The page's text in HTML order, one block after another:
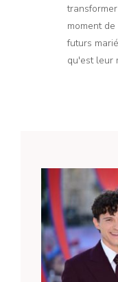
moment
futurs
qu'est leur